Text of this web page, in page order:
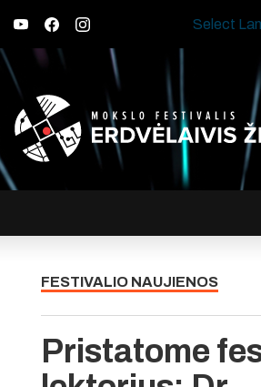
Select
FESTIVALIO NAUJIENOS
Pristatome